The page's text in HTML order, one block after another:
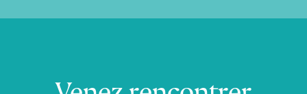
Venez rencontrer